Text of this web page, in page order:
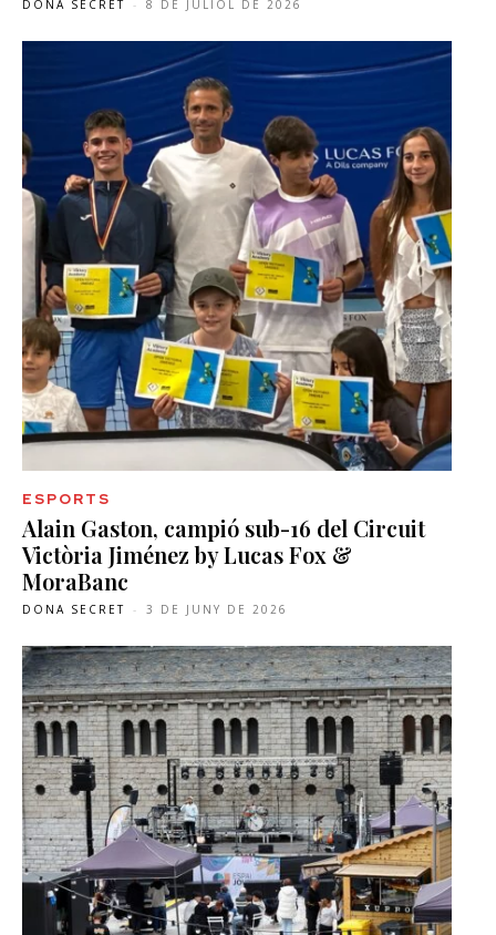
DONA SECRET - 8 DE JULIOL DE 2026
ESPORTS
Alain Gaston, campió sub-16 del Circuit
Victòria Jiménez by Lucas Fox &
MoraBanc
DONA SECRET - 3 DE JUNY DE 2026